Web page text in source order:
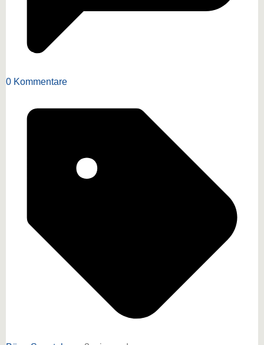
0 Kommentare